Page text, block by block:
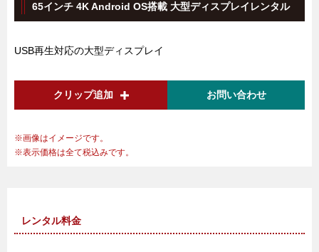
65インチ 4K Android OS搭載 大型ディスプレイレンタル
USB再生対応の大型ディスプレイ
クリップ追加 お問い合わせ
画像はイメージです。
表示価格は全て税込みです。
レンタル料金